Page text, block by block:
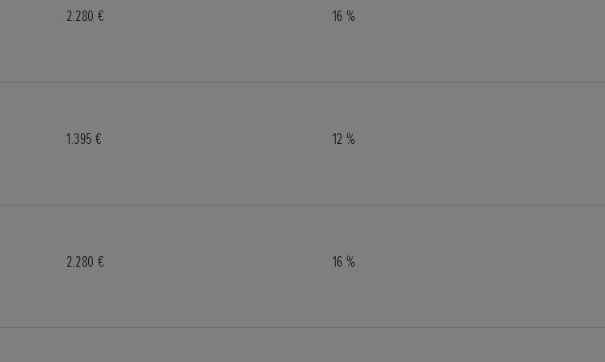
2.280 € 16 %
1.395 € 12 %
2.280 € 16 %